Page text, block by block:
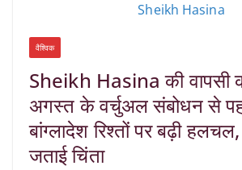
Sheikh Hasina
वैश्विक
Sheikh Hasina की वापसी
अगस्त के वर्चुअल संबोधन से
बांग्लादेश रिश्तों पर बढ़ी
जताई चिंता